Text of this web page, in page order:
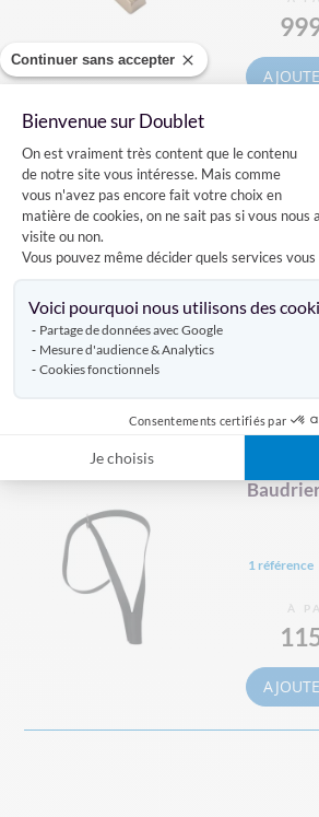
Continuer sans accepter
Bienvenue sur Doublet
Plateforme de Gestion
On est vraiment très content que le contenu
de notre site vous intéresse. Mais comme
vous n'avez pas encore fait votre choix en
matière de cookies, on ne sait pas si vous
visite ou non.
Vous pouvez même décider quels services
Voici pourquoi nous utilisons des
Partage de données avec Google
Mesure d'audience & Analytics
Cookies fonctionnels
Consentements certifiés par
Je choisis
Drapeau
14 références
À
1 référence
À